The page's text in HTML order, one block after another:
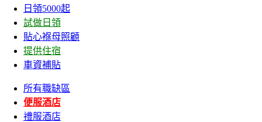
日領5000起
試做日領
貼心褓母照顧
提供住宿
車資補貼
所有職缺區
便服酒店
禮服酒店